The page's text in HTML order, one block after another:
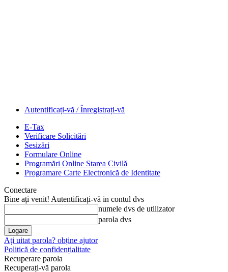
Autentificați-vă / Înregistrați-vă
E-Tax
Verificare Solicitări
Sesizări
Formulare Online
Programări Online Starea Civilă
Programare Carte Electronică de Identitate
Conectare
Bine ați venit! Autentificați-vă in contul dvs
numele dvs de utilizator
parola dvs
Ați uitat parola? obține ajutor
Politică de confidențialitate
Recuperare parola
Recuperați-vă parola